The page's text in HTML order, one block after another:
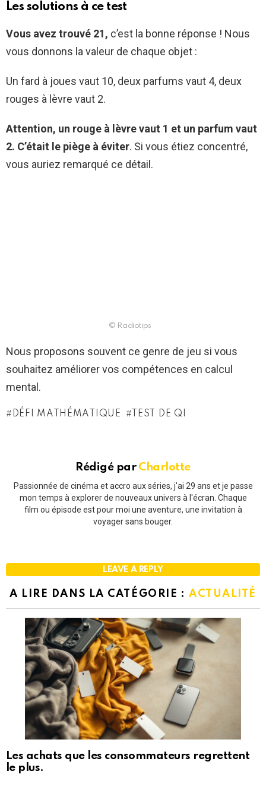
Les solutions à ce test
Vous avez trouvé 21, c’est la bonne réponse ! Nous
vous donnons la valeur de chaque objet :
Un fard à joues vaut 10, deux parfums vaut 4, deux
rouges à lèvre vaut 2.
Attention, un rouge à lèvre vaut 1 et un parfum vaut
2. C’était le piège à éviter. Si vous étiez concentré,
vous auriez remarqué ce détail.
© Radiotips
Nous proposons souvent ce genre de jeu si vous
souhaitez améliorer vos compétences en calcul
mental.
DÉFI MATHÉMATIQUE TEST DE QI
Rédigé par Charlotte
Passionnée de cinéma et accro aux séries, j'ai 29 ans et je passe
mon temps à explorer de nouveaux univers à l'écran. Chaque
film ou épisode est pour moi une aventure, une invitation à
voyager sans bouger.
LEAVE A REPLY
A LIRE DANS LA CATÉGORIE : ACTUALITÉ
Les achats que les consommateurs regrettent
le plus.